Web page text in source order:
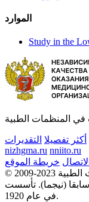
الموارد
Study in the
في المنظمات الطبية
أكثر تفصيلا التقديرات
nizhgma.ru nniito.ru
خريطة الموقع
الطبية
سابقا (نيجما). تأسست
في عام 1920.